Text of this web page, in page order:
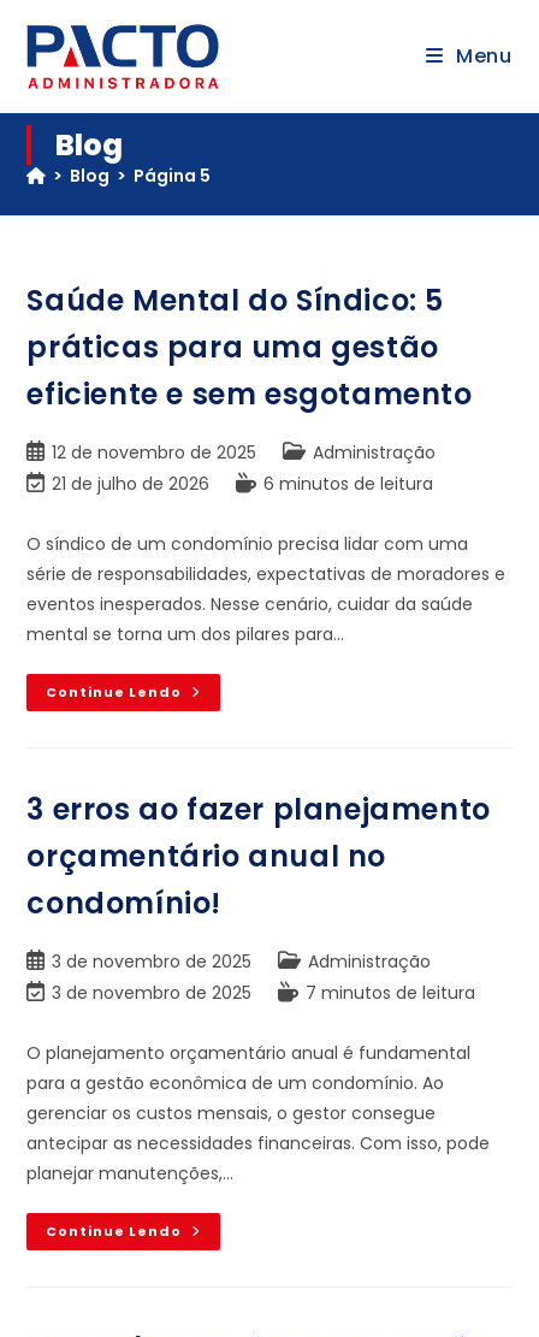
Menu
Blog
> Blog > Página 5
Saúde Mental do Síndico: 5
práticas para uma gestão
eficiente e sem esgotamento
12 de novembro de 2025
Administração
21 de julho de 2026
6 minutos de leitura
O síndico de um condomínio precisa lidar com uma
série de responsabilidades, expectativas de moradores e
eventos inesperados. Nesse cenário, cuidar da saúde
mental se torna um dos pilares para…
Continue Lendo
3 erros ao fazer planejamento
orçamentário anual no
condomínio!
3 de novembro de 2025
Administração
3 de novembro de 2025
7 minutos de leitura
O planejamento orçamentário anual é fundamental
para a gestão econômica de um condomínio. Ao
gerenciar os custos mensais, o gestor consegue
antecipar as necessidades financeiras. Com isso, pode
planejar manutenções,…
Continue Lendo